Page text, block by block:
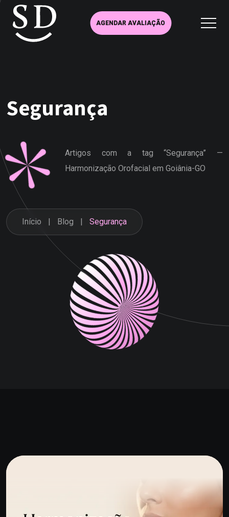
AGENDAR AVALIAÇÃO
Segurança
Artigos com a tag “Segurança” —
Harmonização Orofacial em Goiânia-GO
Início Blog Segurança